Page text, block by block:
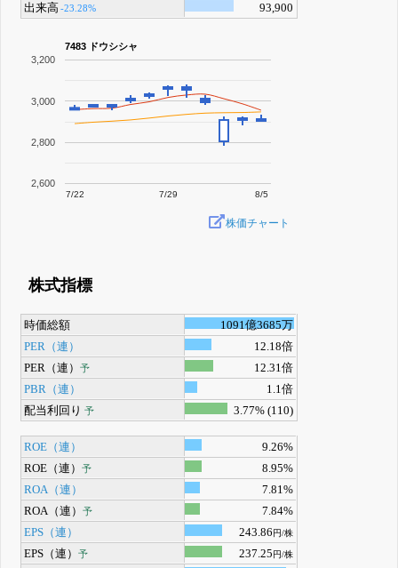
出来高-23.28% 93,900
7483 ドウシシャ
7/22 7/29 8/5
2,600
2,800
3,000
3,200
株価チャート
株式指標
時価総額
1091億3685万
PER（連）
12.18倍
PER（連）予
12.31倍
PBR（連）
1.1倍
配当利回り 予 3.77% (110)
ROE（連）
9.26%
ROE（連）予
8.95%
ROA（連）
7.81%
ROA（連）予
7.84%
EPS（連）
243.86円/株
EPS（連）予 237.25円/株